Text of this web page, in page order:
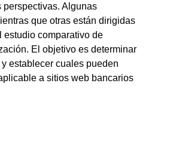
Algunas
que otras están dirigidas
comparativo de
El objetivo es determinar
establecer cuales pueden
a sitios web bancarios